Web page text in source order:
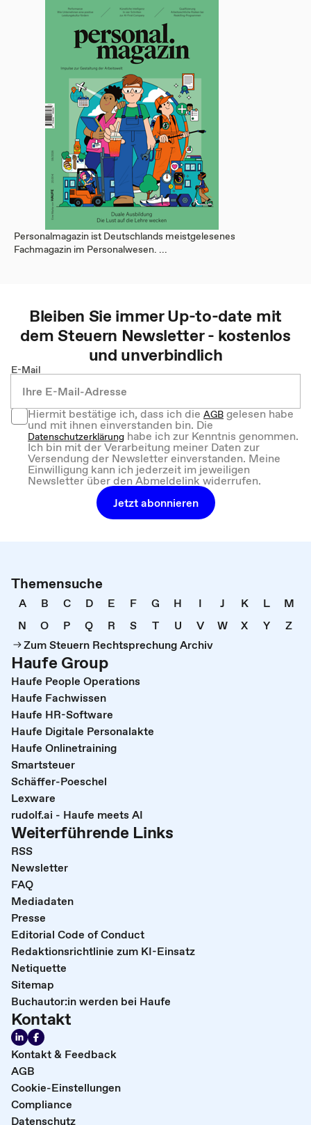
Personalmagazin ist Deutschlands meistgelesenes
Fachmagazin im Personalwesen. ...
Bleiben Sie immer Up-to-date mit
demSteuern Newsletter - kostenlos
und unverbindlich
E-Mail
Hiermit bestätige ich, dass ich dieAGBgelesen habe
und mit ihnen einverstanden bin. Die
Datenschutzerklärung habe ich zur Kenntnis genommen.
Ich bin mit der Verarbeitung meiner Daten zur
Versendung der Newsletter einverstanden. Meine
Einwilligung kann ich jederzeit im jeweiligen
Newsletter über den Abmeldelink widerrufen.
Jetzt abonnieren
Themensuche
A B C D E F G H I J K L
M
N
O P Q R S T U V W X Y
Z
Zum Steuern Rechtsprechung Archiv
Haufe Group
Haufe People Operations
Haufe Fachwissen
Haufe HR-Software
Haufe Digitale Personalakte
Haufe Onlinetraining
Smartsteuer
Schäffer-Poeschel
Lexware
rudolf.ai - Haufe meets AI
Weiterführende Links
RSS
Newsletter
FAQ
Mediadaten
Presse
Editorial Code of Conduct
Redaktionsrichtlinie zum KI-Einsatz
Netiquette
Sitemap
Buchautor:in werden bei Haufe
Kontakt
Kontakt & Feedback
AGB
Cookie-Einstellungen
Compliance
Datenschutz